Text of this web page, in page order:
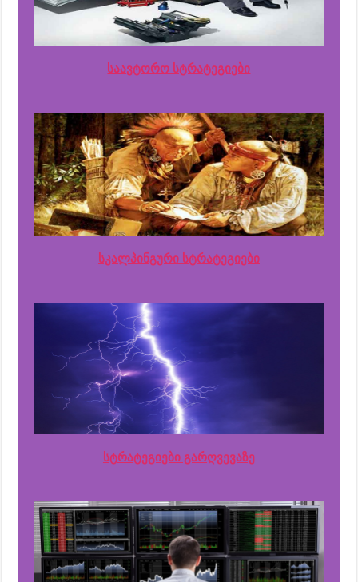
საავტორო სტრატეგიები
სკალპინგური სტრატეგიები
სტრატეგიები გარღვევაზე